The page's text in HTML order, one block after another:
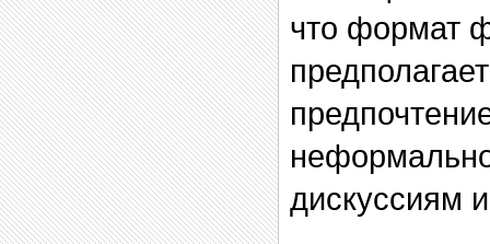
что формат
дискуссиям